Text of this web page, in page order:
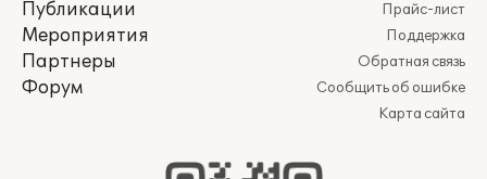
Публикации
Мероприятия
Партнеры
Форум
Прайс-лист
Поддержка
Обратная связь
Сообщить об ошибке
Карта сайта